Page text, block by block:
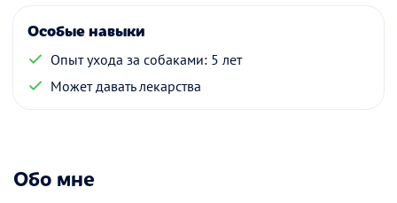
Особые навыки
Опыт ухода за собаками: 5 лет
Может давать лекарства
Обо мне